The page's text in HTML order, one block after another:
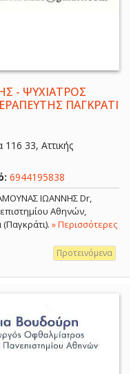
- ΨΥΧΙΑΤΡΟΣ
ΠΑΓΚΡΑΤΙ
33, Αττικής
6944195838
ΙΩΑΝΝΗΣ Dr,
Αθηνών,
(Παγκράτι). » Περισσότερες
Προτεινόμενα